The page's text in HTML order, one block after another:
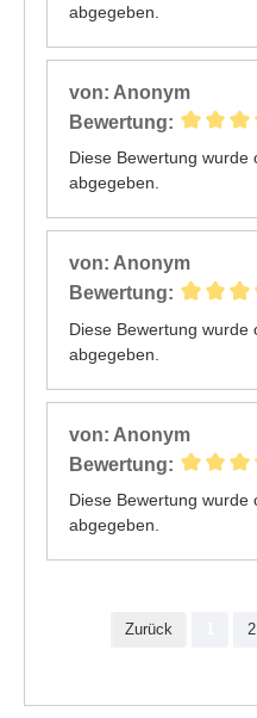
abgegeben.
von: Anonym
Bewertung:
Diese Bewertung wurde
abgegeben.
von: Anonym
Bewertung:
Diese Bewertung wurde
abgegeben.
von: Anonym
Bewertung:
Diese Bewertung wurde
abgegeben.
Zurück 2